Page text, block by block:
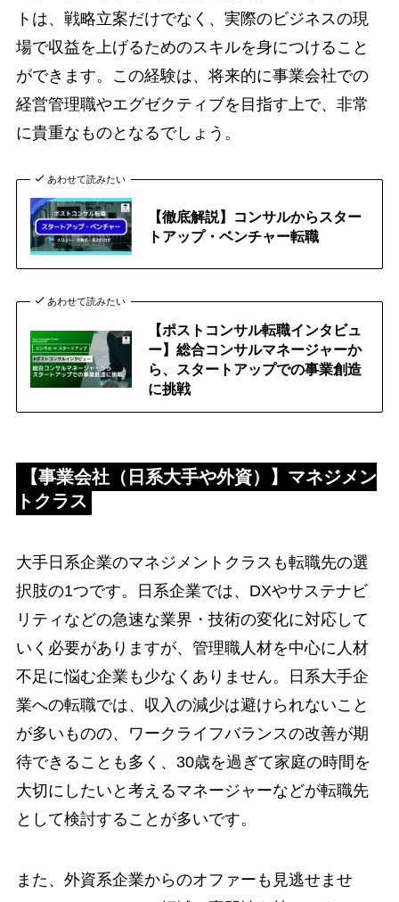
トは、戦略立案だけでなく、実際のビジネスの現
場で収益を上げるためのスキルを身につけること
ができます。この経験は、将来的に事業会社での
経営管理職やエグゼクティブを目指す上で、非常
に貴重なものとなるでしょう。
あわせて読みたい
【徹底解説】コンサルからスター
トアップ・ベンチャー転職
あわせて読みたい
【ポストコンサル転職インタビュ
ー】総合コンサルマネージャーか
ら、スタートアップでの事業創造
に挑戦
【事業会社（日系大手や外資） 】 マネジメン
トクラス
大手日系企業のマネジメントクラスも転職先の選
択肢の1つです。日系企業では、DXやサステナビ
リティなどの急速な業界・技術の変化に対応して
いく必要がありますが、管理職人材を中心に人材
不足に悩む企業も少なくありません。日系大手企
業への転職では、収入の減少は避けられないこと
が多いものの、ワークライフバランスの改善が期
待できることも多く、30歳を過ぎて家庭の時間を
大切にしたいと考えるマネージャーなどが転職先
として検討することが多いです。
また、外資系企業からのオファーも見逃せませ